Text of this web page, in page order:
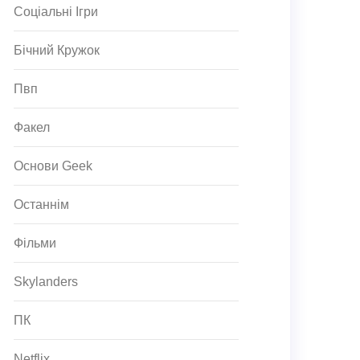
Соціальні Ігри
Бічний Кружок
Пвп
Факел
Основи Geek
Останнім
Фільми
Skylanders
ПК